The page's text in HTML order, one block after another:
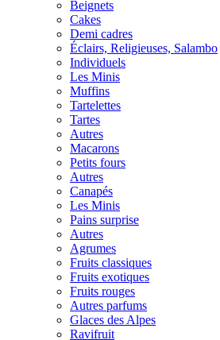
Beignets
Cakes
Demi cadres
Éclairs, Religieuses, Salambo
Individuels
Les Minis
Muffins
Tartelettes
Tartes
Autres
Macarons
Petits fours
Autres
Canapés
Les Minis
Pains surprise
Autres
Agrumes
Fruits classiques
Fruits exotiques
Fruits rouges
Autres parfums
Glaces des Alpes
Ravifruit